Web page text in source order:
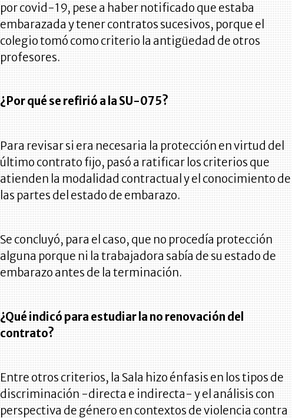
por covid-19, pese a haber notificado que estaba
embarazada y tener contratos sucesivos, porque el
colegio tomó como criterio la antigüedad de otros
profesores.
¿Por qué se refirió a la SU-075?
Para revisar si era necesaria la protección en virtud del
último contrato fijo, pasó a ratificar los criterios que
atienden la modalidad contractual y el conocimiento de
las partes del estado de embarazo.
Se concluyó, para el caso, que no procedía protección
alguna porque ni la trabajadora sabía de su estado de
embarazo antes de la terminación.
¿Qué indicó para estudiar la no renovación del
contrato?
Entre otros criterios, la Sala hizo énfasis en los tipos de
discriminación -directa e indirecta- y el análisis con
perspectiva de género en contextos de violencia contra